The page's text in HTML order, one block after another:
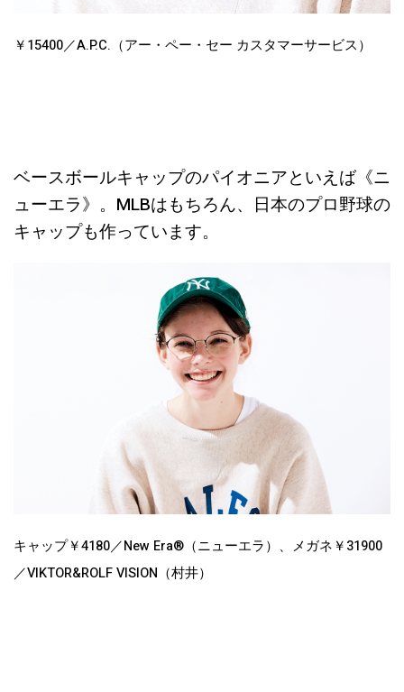
￥15400／A.P.C.（アー・ペー・セー カスタマーサービス）
ベースボールキャップのパイオニアといえば《ニ
ューエラ》。MLBはもちろん、日本のプロ野球の
キャップも作っています。
キャップ￥4180／New Era®︎（ニューエラ）、メガネ￥31900
／VIKTOR&ROLF VISION（村井）